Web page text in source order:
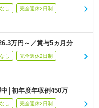
し 完全週休2日制
万円～／賞与5ヵ月分
し 完全週休2日制
中│初年度年収例450万
し 完全週休2日制